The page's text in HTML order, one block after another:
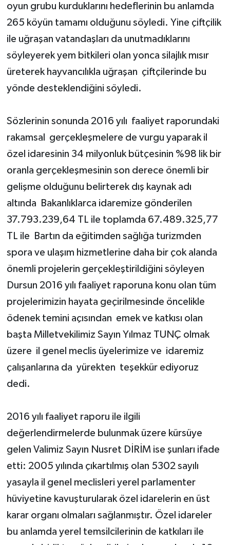
oyun grubu kurduklarını hedeflerinin bu anlamda
265 köyün tamamı olduğunu söyledi. Yine çiftçilik
ile uğraşan vatandaşları da unutmadıklarını
söyleyerek yem bitkileri olan yonca silajlık mısır
üreterek hayvancılıkla uğraşan çiftçilerinde bu
yönde desteklendiğini söyledi.
Sözlerinin sonunda 2016 yılı faaliyet raporundaki
rakamsal gerçekleşmelere de vurgu yaparak il
özel idaresinin 34 milyonluk bütçesinin %98 lik bir
oranla gerçekleşmesinin son derece önemli bir
gelişme olduğunu belirterek dış kaynak adı
altında Bakanlıklarca idaremize gönderilen
37.793.239,64 TL ile toplamda 67.489.325,77
TL ile Bartın da eğitimden sağlığa turizmden
spora ve ulaşım hizmetlerine daha bir çok alanda
önemli projelerin gerçekleştirildiğini söyleyen
Dursun 2016 yılı faaliyet raporuna konu olan tüm
projelerimizin hayata geçirilmesinde öncelikle
ödenek temini açısından emek ve katkısı olan
başta Milletvekilimiz Sayın Yılmaz TUNÇ olmak
üzere il genel meclis üyelerimize ve idaremiz
çalışanlarına da yürekten teşekkür ediyoruz
dedi.
2016 yılı faaliyet raporu ile ilgili
değerlendirmelerde bulunmak üzere kürsüye
gelen Valimiz Sayın Nusret DİRİM ise şunları ifade
etti: 2005 yılında çıkartılmış olan 5302 sayılı
yasayla il genel meclisleri yerel parlamenter
hüviyetine kavuşturularak özel idarelerin en üst
karar organı olmaları sağlanmıştır. Özel idareler
bu anlamda yerel temsilcilerinin de katkıları ile